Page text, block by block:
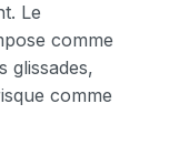
Le
comme
glissades,
comme